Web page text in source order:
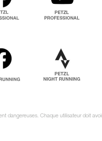
dangereuses. Chaque utilisateur doit